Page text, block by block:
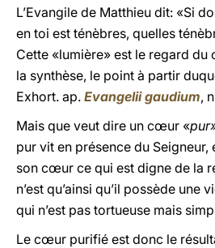
L’Evangile de Matthieu dit: «Si
en toi est ténèbres, quelles
Cette «lumière» est le regard
la synthèse, le point à partir
Exhort. ap. Evangelii gaudium,
Mais que veut dire un cœur «
pur vit en présence du Seigneur,
son cœur ce qui est digne de la
n’est qu’ainsi qu’il possède une
qui n’est pas tortueuse mais
Le cœur purifié est donc le